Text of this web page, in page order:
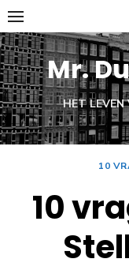
Ga
naar
de
inhoud
Mr.
HET LEVEN
10
10